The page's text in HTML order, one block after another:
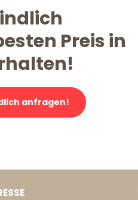
Preis in
anfragen!